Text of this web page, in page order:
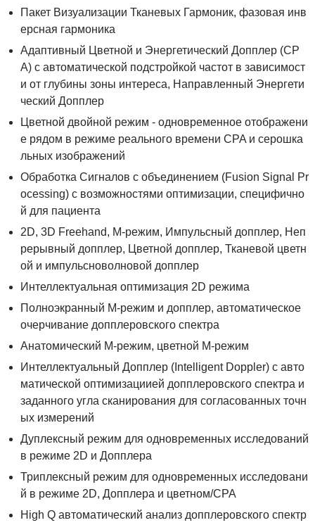
Пакет Визуализации Тканевых Гармоник, фазовая инв
ерсная гармоника
Адаптивный Цветной и Энергетический Допплер (CP
A) с автоматической подстройкой частот в зависимост
и от глубины зоны интереса, Направленный Энергети
ческий Допплер
Цветной двойной режим - одновременное отображени
е рядом в режиме реального времени CPA и серошка
льных изображений
Обработка Сигналов с объединением (Fusion Signal Pr
ocessing) с возможностями оптимизации, специфично
й для пациента
2D, 3D Freehand, M-режим, Импульсный допплер, Неп
рерывный допплер, Цветной допплер, Тканевой цветн
ой и импульсноволновой допплер
Интеллектуальная оптимизация 2D режима
Полноэкранный M-режим и допплер, автоматическое
очерчивание допплеровского спектра
Анатомический М-режим, цветной М-режим
Интеллектуальный Допплер (Intelligent Doppler) с авто
матической оптимизациией допплеровского спектра и
заданного угла сканирования для согласованных точн
ых измерений
Дуплексный режим для одновременных исследований
в режиме 2D и Допплера
Триплексный режим для одновременных исследовани
й в режиме 2D, Допплера и цветном/CPA
High Q автоматический анализ допплеровского спектр